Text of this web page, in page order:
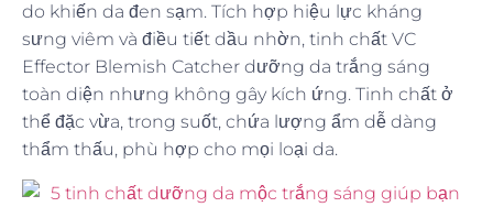
do khiến da đen sạm. Tích hợp hiệu lực kháng
sưng viêm và điều tiết dầu nhờn, tinh chất VC
Effector Blemish Catcher dưỡng da trắng sáng
toàn diện nhưng không gây kích ứng. Tinh chất ở
thể đặc vừa, trong suốt, chứa lượng ẩm dễ dàng
thẩm thấu, phù hợp cho mọi loại da.